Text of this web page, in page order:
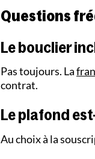
Questions
Le bouclier
Pas toujours. La
contrat.
Le plafond
Au choix à la